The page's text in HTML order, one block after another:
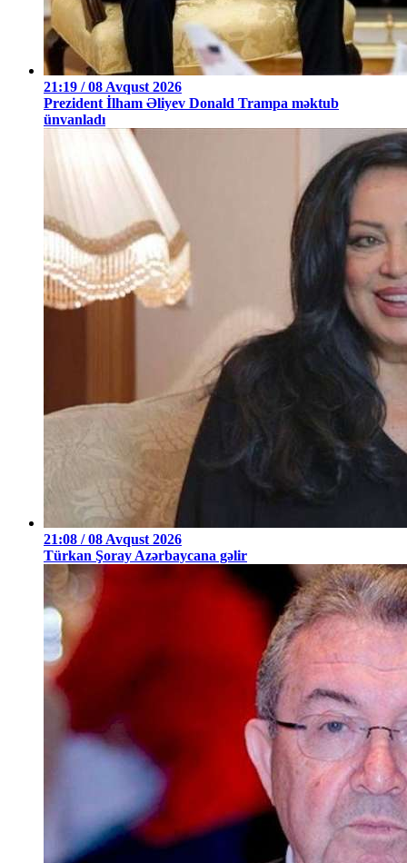
21:19 / 08 Avqust 2026
Prezident İlham Əliyev Donald Trampa məktub
ünvanladı
21:08 / 08 Avqust 2026
Türkan Şoray Azərbaycana gəlir